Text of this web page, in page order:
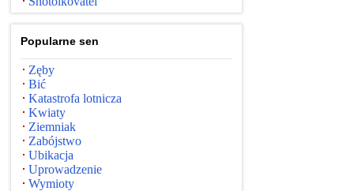
Popularne sen
Zęby
Bić
Katastrofa lotnicza
Kwiaty
Ziemniak
Zabójstwo
Ubikacja
Uprowadzenie
Wymioty